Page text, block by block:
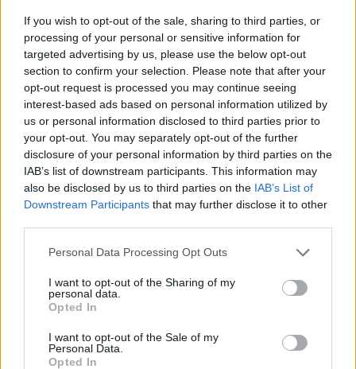
If you wish to opt-out of the sale, sharing to third parties, or
processing of your personal or sensitive information for
targeted advertising by us, please use the below opt-out
section to confirm your selection. Please note that after your
opt-out request is processed you may continue seeing
interest-based ads based on personal information utilized by
us or personal information disclosed to third parties prior to
your opt-out. You may separately opt-out of the further
disclosure of your personal information by third parties on the
IAB’s list of downstream participants. This information may
also be disclosed by us to third parties on the IAB’s List of
Downstream Participants that may further disclose it to other
Please note that this website/app uses one or more Google
not limited to your visit or usage behaviour. You may click to
grant or deny consent to Google and its third-party tags to
use your data for below specified purposes in below Google
consent section.
Personal Data Processing Opt Outs
I want to opt-out of the Sharing of my
personal data.
Opted In
I want to opt-out of the Sale of my
Personal Data.
Opted In
viselői közül is sokan kértek névváltoztatást,
például akadtak hölgyek, akik a szokványos
Valentinát cserélték fel a misztikusabb
hangzású Fatimára, illetve az Ukrajnában
jóval ritkább Leonellára, vagy a
tucatutónévnek számító Tetyánát Dorinára.
Ugyanakkor politikai szimpátiára utal az
eredetileg Krivokulinszkij vezetéknevű polgár
vágya, aki az ukrán miniszterelnöknő által is
viselt Timosenko családnévvel tudta csak
elképzelni további életét. Viszont politikai
ellenszenvet sejtet Olekszandr Kravcsuknak,
megegyező családnevű férfinak beadványa,
aki a Kloun Szmihosz (nevettető bohóc) név
felvételét kérelmezte.